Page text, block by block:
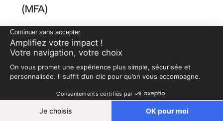
(MFA)
L’authentification multi-facteurs
sécurité en exigeant plusieurs preuves d’identité
(mot de passe, code envoyé sur le mobile,
empreinte biométrique, etc.). Ainsi, même en cas
de vol de mot de passe, un cybercriminel ne
pourra pas aisément accéder aux comptes. Cette
Continuer sans accepter
Amplifiez votre impact !
Votre navigation, votre choix
On vous promet une expérience plus simple, sécurisée et
personnalisée. Il suffit d’un clic pour qu’on vous accompagne.
Consentements certifiés par
Je choisis OK pour moi